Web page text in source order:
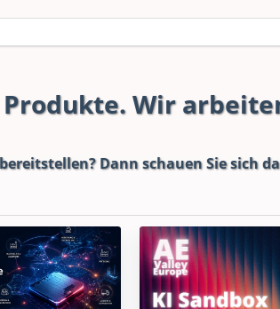
Wir
Dann schauen Sie sich